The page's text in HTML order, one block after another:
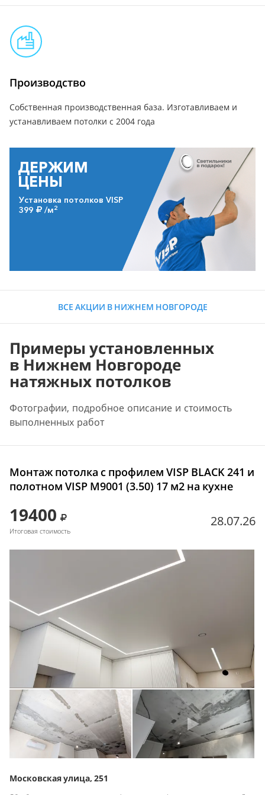
Производство
Собственная производственная база. Изготавливаем и
устанавливаем потолки с 2004 года
ДЕРЖИМ
ЦЕНЫ
Установка потолков VISP
399
/м2
ВСЕ АКЦИИ В НИЖНЕМ НОВГОРОДЕ
Примеры установленных
в Нижнем Новгороде
натяжных потолков
Фотографии, подробное описание и стоимость
выполненных работ
Монтаж потолка с профилем VISP BLACK 241 и
полотном VISP M9001 (3.50) 17 м2 на кухне
19400
Итоговая стоимость
28.07.26
Московская улица, 251